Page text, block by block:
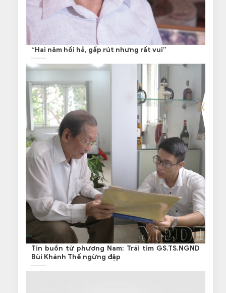
“Hai năm hối hả, gấp rút nhưng rất vui”
Tin buồn từ phương Nam: Trái tim GS.TS.NGND
Bùi Khánh Thế ngừng đập